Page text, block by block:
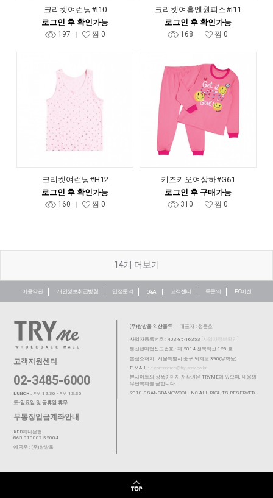
크리켓여런닝#I10
로그인 후 확인가능
197 찜 0
크리켓여홈엔원피스#I11
로그인 후 확인가능
168 찜 0
크리켓여런닝#H12
로그인 후 확인가능
160 찜 0
키즈키오여상하#G61
로그인 후 구매가능
310 찜 0
14개 더보기
이용약관 개인정보취급방침 입점문의 Q&A 고객센터 톡문의 PC버전
고객지원센터
02-3485-6000
LUNCH : PM 12:30 - PM 13:30
토-일요일 및 공휴일 휴무
무통장입금계좌안내
KEB하나은행
863-910007-52004
예금주 : (주)쌍방울
(주)쌍방울 익산물류 대표자 : 정운호
사업자등록번호 : 403-85-16353
[사업자정보확인]
통신판매업신고번호 : 제 2014-전북익산-128 호
본점소재지 : 서울특별시 중구 퇴계로 390(무학동)
E-MAIL : e-commerce@try-sbw.co.kr
본사이트의 상품이미지 저작권은 TRYME에 있으며, 내용의
무단복제를 금합니다.
2018 SSANGBANGWOOL,INC.ALL RIGHTS RESERVED.